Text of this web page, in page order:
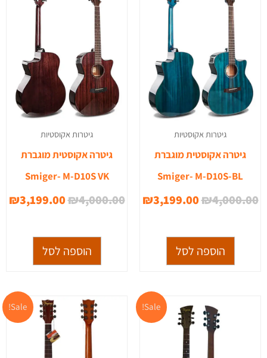
גיטרות אקוסטיות
גיטרה אקוסטית מוגברת
Smiger- M-D10S-BL
₪4,000.00
₪4,000.00.
₪3,199.00
₪3,199.00.
הוספה לסל
גיטרות אקוסטיות
גיטרה אקוסטית מוגברת
Smiger- M-D10S VK
₪4,000.00
₪4,000.00.
₪3,199.00
הוספה לסל
Sale!
המחיר
המקורי
היה:
₪799.00.
המחיר
הנוכחי
Sale!
המחיר
המקורי
היה:
₪2,599.00.